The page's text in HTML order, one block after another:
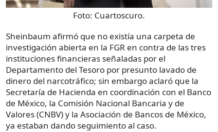
Foto: Cuartoscuro.
Sheinbaum afirmó que no existía una carpeta de
investigación abierta en la FGR en contra de las tres
instituciones financieras señaladas por el
Departamento del Tesoro por presunto lavado de
dinero del narcotráfico; sin embargo aclaró que la
Secretaría de Hacienda en coordinación con el Banco
de México, la Comisión Nacional Bancaria y de
Valores (CNBV) y la Asociación de Bancos de México,
ya estaban dando seguimiento al caso.